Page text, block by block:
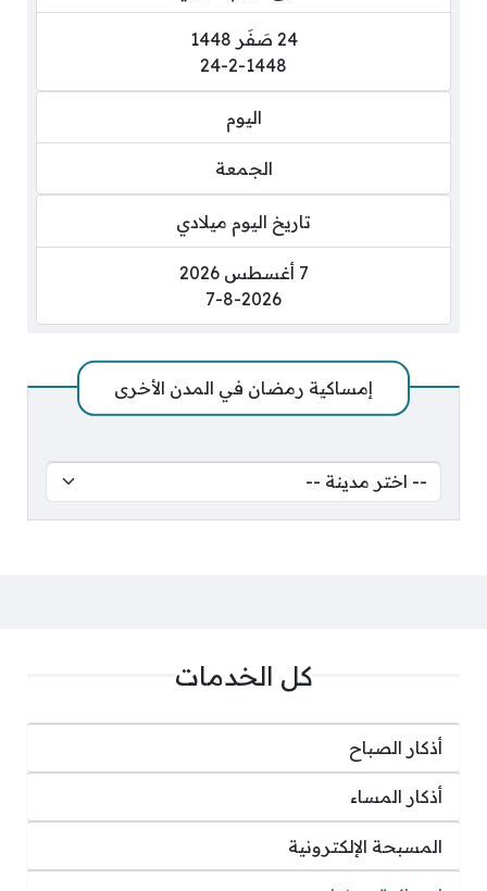
24 صَفَر 1448
24-2-1448
اليوم
الجمعة
تاريخ اليوم ميلادي
7 أغسطس 2026
7-8-2026
إمساكية رمضان في المدن الأخرى
كل الخدمات
أذكار الصباح
أذكار المساء
المسبحة الإلكترونية